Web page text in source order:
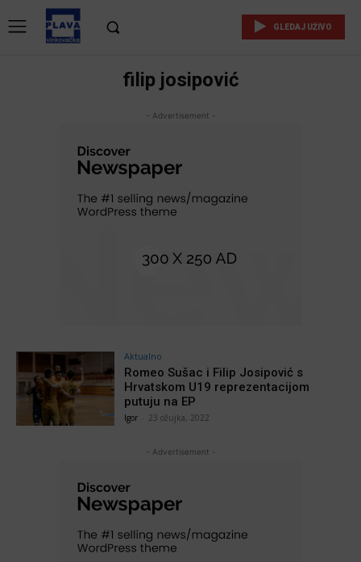
GLEDAJ UŽIVO
filip josipović
- Advertisement -
Aktualno
Romeo Sušac i Filip Josipović s
Hrvatskom U19 reprezentacijom
putuju na EP
Igor 23 ožujka, 2022
- Advertisement -